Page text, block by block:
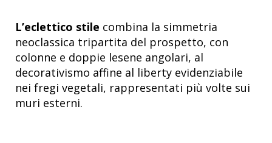
L’eclettico stile combina la simmetria
neoclassica tripartita del prospetto, con
colonne e doppie lesene angolari, al
decorativismo affine al liberty evidenziabile
nei fregi vegetali, rappresentati più volte sui
muri esterni.